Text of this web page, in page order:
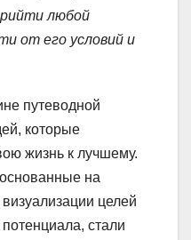
любой
от его условий и
путеводной
которые
жизнь к лучшему.
на
целей
стали